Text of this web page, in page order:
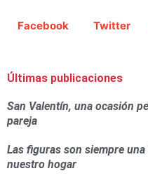
Facebook Twitter
Últimas publicaciones
San Valentín, una ocasión
pareja
Las figuras son siempre
nuestro hogar